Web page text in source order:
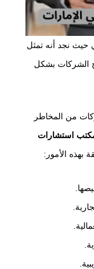
نجد أنه تمثل
الشركات بشكل
من المخاطر
استشارات
بهذه الأمور: